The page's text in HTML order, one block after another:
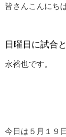
皆さんこんにち
日曜日に試合
永裕也です。
今日は５月１９